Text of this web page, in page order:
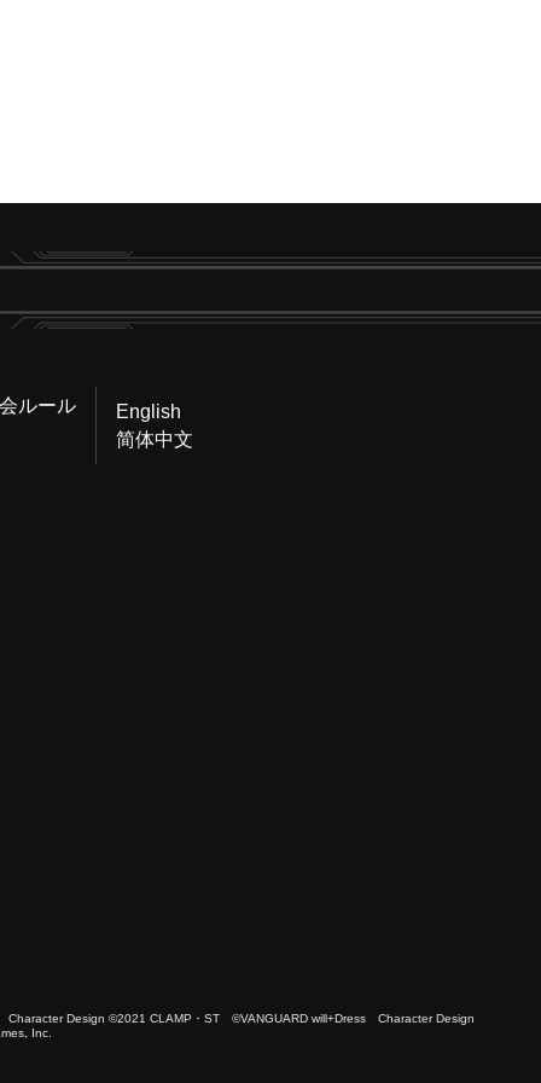
ルール
English
简体中文
Design ©2021 CLAMP・ST ©VANGUARD will+Dress Character Design
Inc.